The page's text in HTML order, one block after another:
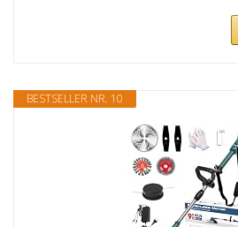
BESTSELLER NR. 10